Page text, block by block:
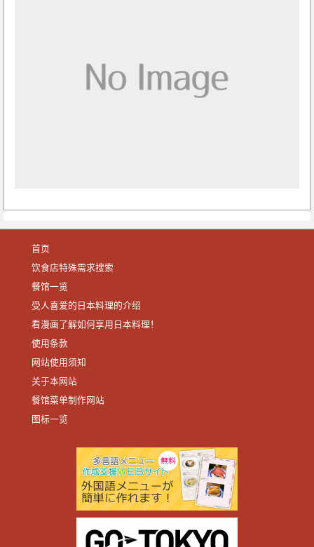
首页
饮食店特殊需求搜索
餐馆一览
受人喜爱的日本料理的介绍
看漫画了解如何享用日本料理！
使用条款
网站使用须知
关于本网站
餐馆菜单制作网站
图标一览